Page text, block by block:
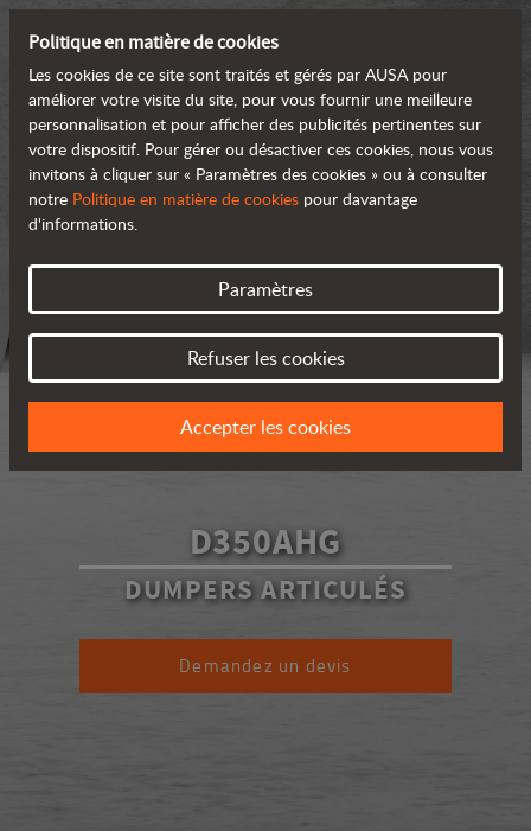
D350AHG
DUMPERS ARTICULÉS
Demandez un devis
Politique en matière de cookies
Les cookies de ce site sont traités et gérés par AUSA pour
améliorer votre visite du site, pour vous fournir une meilleure
personnalisation et pour afficher des publicités pertinentes sur
votre dispositif. Pour gérer ou désactiver ces cookies, nous vous
invitons à cliquer sur « Paramètres des cookies » ou à consulter
notre Politique en matière de cookies pour davantage
d'informations.
Paramètres
Refuser les cookies
Accepter les cookies